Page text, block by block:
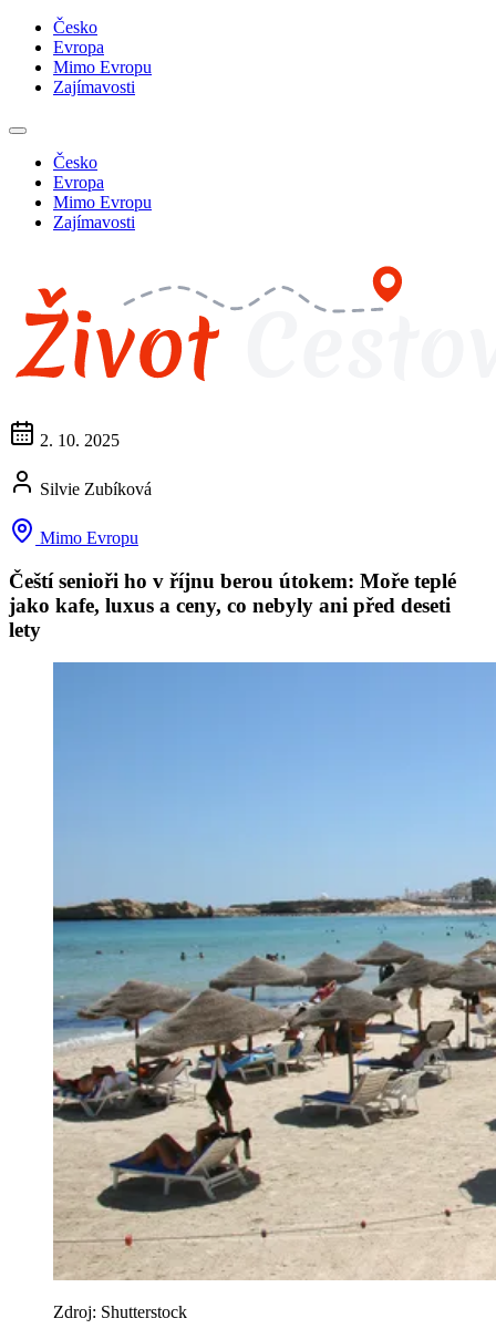
Česko
Evropa
Mimo Evropu
Zajímavosti
Česko
Evropa
Mimo Evropu
Zajímavosti
2. 10. 2025
Silvie Zubíková
Mimo Evropu
Čeští senioři ho v říjnu berou útokem: Moře teplé
jako kafe, luxus a ceny, co nebyly ani před deseti
lety
Zdroj: Shutterstock